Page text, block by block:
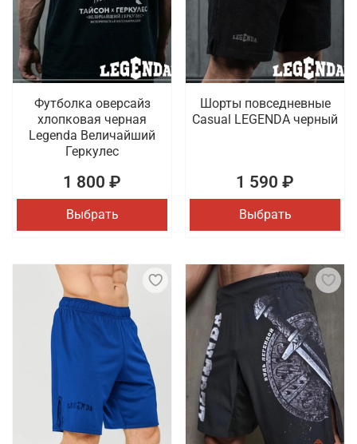
Футболка оверсайз
хлопковая черная
Legenda Величайший
Геркулес
1 800 ₽
Выбрать
Шорты повседневные
Casual LEGENDA черный
1 590 ₽
Выбрать